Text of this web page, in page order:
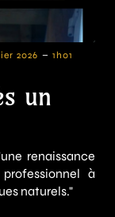
2026 - 1h01
un
renaissance
à
naturels."